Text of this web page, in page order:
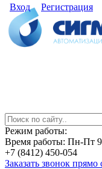
Вход Регистрация
Режим работы:
Время работы: Пн-Пт
+7 (8412) 450-054
Заказать звонок прямо